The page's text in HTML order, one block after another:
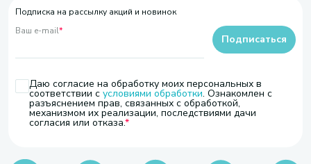
Подписка на рассылку акций и новинок
Ваш e-mail*
Даю согласие на обработку моих персональных в
соответствии с условиями обработки. Ознакомлен с
разъяснением прав, связанных с обработкой,
механизмом их реализации, последствиями дачи
согласия или отказа.
Подписаться